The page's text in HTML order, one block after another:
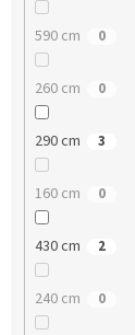
590 cm 0
260 cm 0
290 cm 3
160 cm 0
430 cm 2
240 cm 0